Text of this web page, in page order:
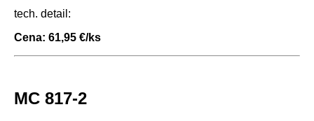
tech. detail:
Cena: 61,95 €/ks
MC 817-2